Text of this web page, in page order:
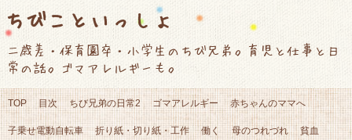
ちびこといっしょ
二歳差・保育園卒・小学生のちび兄弟。育児と仕事と日
常の話。ゴマアレルギーも。
TOP 目次 ちび兄弟の日常2 ゴマアレルギー 赤ちゃんのママへ
子乗せ電動自転車 折り紙・切り紙・工作 働く 母のつれづれ 貧血